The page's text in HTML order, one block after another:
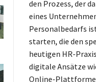
den Prozess, der
eines
Personalbedarfs
starten, die den
heutigen HR-
digitale Ansätze
Online-